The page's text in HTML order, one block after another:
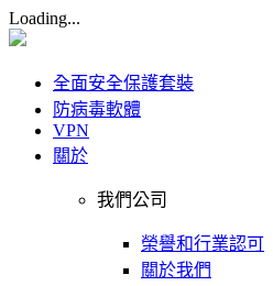
Loading...
全面安全保護套裝
防病毒軟體
VPN
關於
我們公司
榮譽和行業認可
關於我們